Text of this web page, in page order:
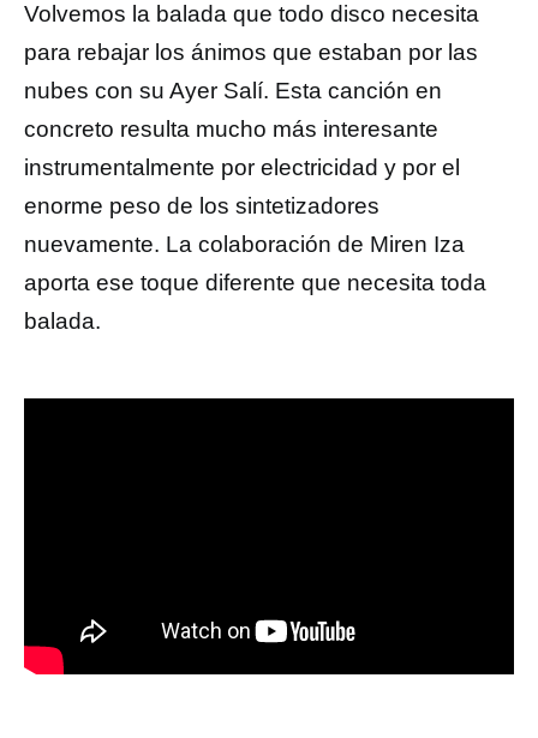
Volvemos la balada que todo disco necesita
para rebajar los ánimos que estaban por las
nubes con su Ayer Salí. Esta canción en
concreto resulta mucho más interesante
instrumentalmente por electricidad y por el
enorme peso de los sintetizadores
nuevamente. La colaboración de Miren Iza
aporta ese toque diferente que necesita toda
balada.